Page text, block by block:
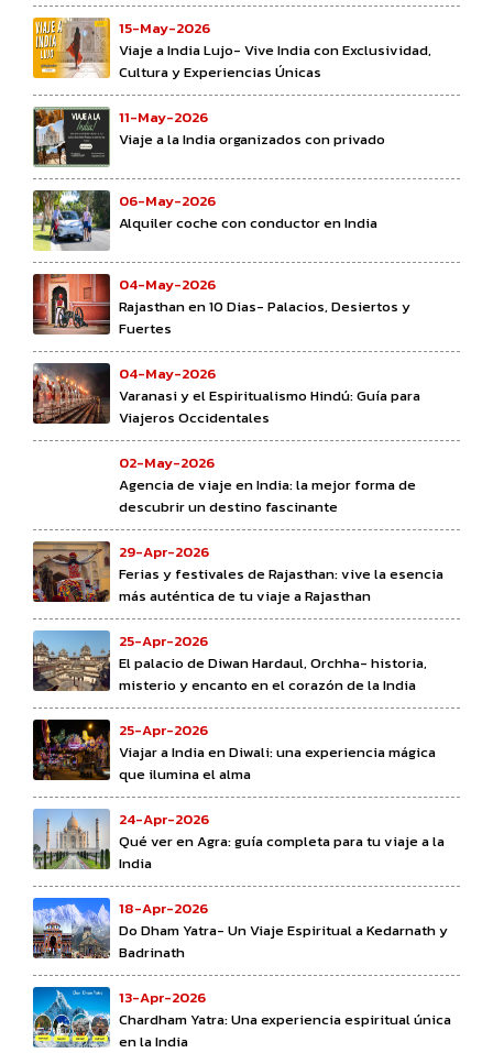
15-May-2026
Viaje a India Lujo- Vive India con Exclusividad,
Cultura y Experiencias Únicas
11-May-2026
Viaje a la India organizados con privado
06-May-2026
Alquiler coche con conductor en India
04-May-2026
Rajasthan en 10 Dias- Palacios, Desiertos y
Fuertes
04-May-2026
Varanasi y el Espiritualismo Hindú: Guía para
Viajeros Occidentales
02-May-2026
Agencia de viaje en India: la mejor forma de
descubrir un destino fascinante
29-Apr-2026
Ferias y festivales de Rajasthan: vive la esencia
más auténtica de tu viaje a Rajasthan
25-Apr-2026
El palacio de Diwan Hardaul, Orchha- historia,
misterio y encanto en el corazón de la India
25-Apr-2026
Viajar a India en Diwali: una experiencia mágica
que ilumina el alma
24-Apr-2026
Qué ver en Agra: guía completa para tu viaje a la
India
18-Apr-2026
Do Dham Yatra- Un Viaje Espiritual a Kedarnath y
Badrinath
13-Apr-2026
Chardham Yatra: Una experiencia espiritual única
en la India